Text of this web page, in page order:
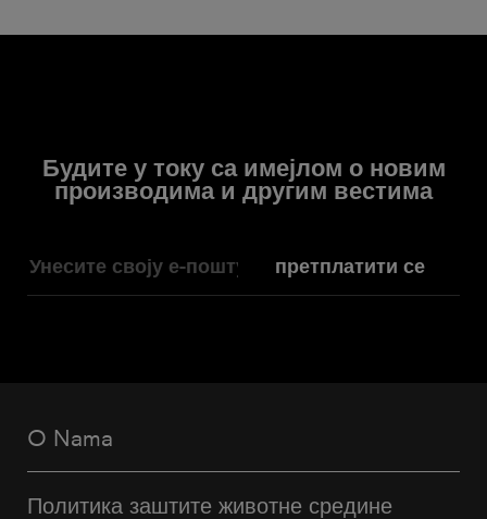
Будите у току са имејлом о новим
производима и другим вестима
претплатити се
O Nama
Политика заштите животне средине